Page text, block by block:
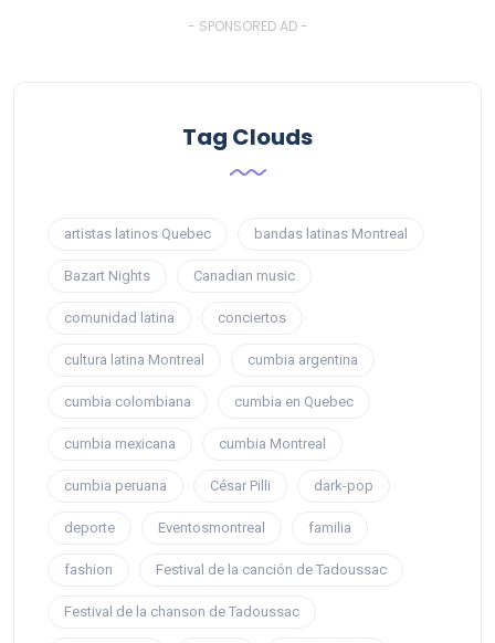
- SPONSORED AD -
Tag Clouds
artistas latinos Quebec bandas latinas Montreal
Bazart Nights Canadian music
comunidad latina conciertos
cultura latina Montreal cumbia argentina
cumbia colombiana cumbia en Quebec
cumbia mexicana cumbia Montreal
cumbia peruana César Pilli dark-pop
deporte Eventosmontreal familia
fashion Festival de la canción de Tadoussac
Festival de la chanson de Tadoussac